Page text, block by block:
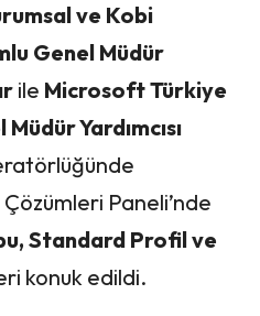
ve Kobi
Genel Müdür
ile Microsoft Türkiye
Yardımcısı
Paneli’nde
Standard Profil ve
konuk edildi.